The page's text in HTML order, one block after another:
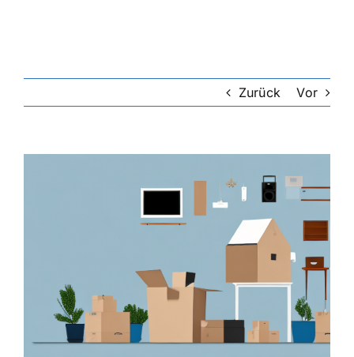
Hundekrankenversicherung
Berufsunfähigkeitsversicherung
Hilfe und Kontakt
Zurück Vor